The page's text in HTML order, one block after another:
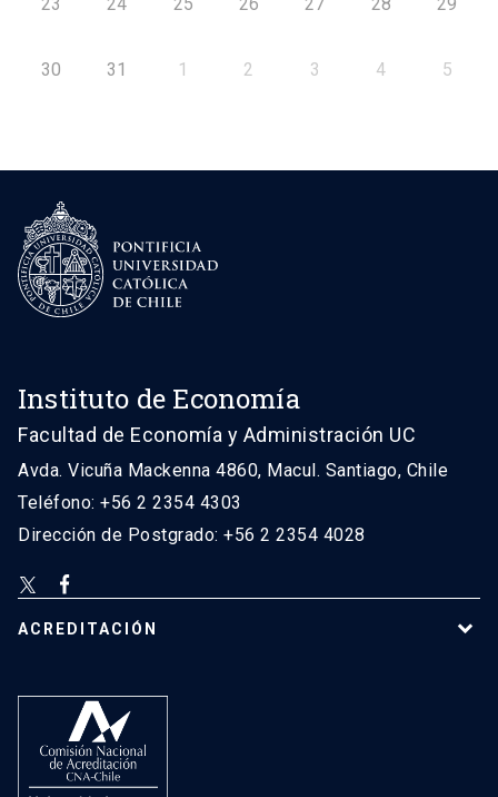
30 31 1 2 3 4 5
Instituto de Economía
Facultad de Economía y Administración UC
Avda. Vicuña Mackenna 4860, Macul. Santiago, Chile
Teléfono: +56 2 2354 4303
Dirección de Postgrado: +56 2 2354 4028
ACREDITACIÓN